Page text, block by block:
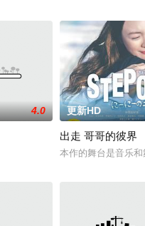
4.0 更新HD
出走 哥哥的彼界
本作的舞台是音乐